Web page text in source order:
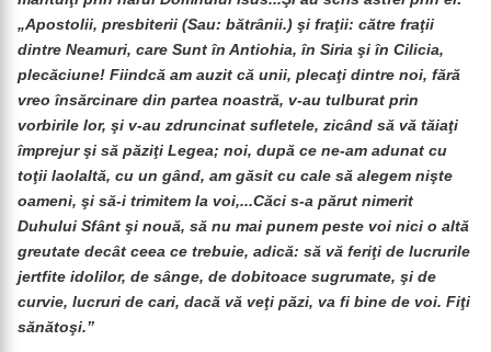
„Apostolii, presbiterii (Sau: bătrânii.) şi fraţii: către fraţii
dintre Neamuri, care Sunt în Antiohia, în Siria şi în Cilicia,
plecăciune! Fiindcă am auzit că unii, plecaţi dintre noi, fără
vreo însărcinare din partea noastră, v-au tulburat prin
vorbirile lor, şi v-au zdruncinat sufletele, zicând să vă tăiaţi
împrejur şi să păziţi Legea; noi, după ce ne-am adunat cu
toţii laolaltă, cu un gând, am găsit cu cale să alegem nişte
oameni, şi să-i trimitem la voi,...Căci s-a părut nimerit
Duhului Sfânt şi nouă, să nu mai punem peste voi nici o altă
greutate decât ceea ce trebuie, adică: să vă feriţi de lucrurile
jertfite idolilor, de sânge, de dobitoace sugrumate, şi de
curvie, lucruri de cari, dacă vă veţi păzi, va fi bine de voi. Fiţi
sănătoşi.”